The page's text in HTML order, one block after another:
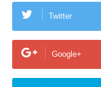
Twitter
Google+